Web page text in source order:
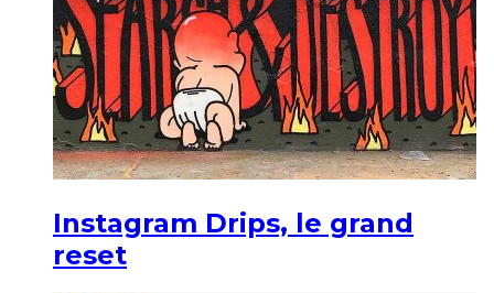
Instagram Drips, le grand
reset